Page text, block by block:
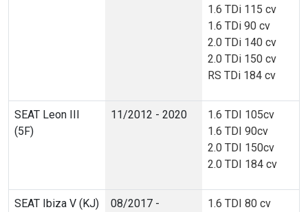
1.6 TDi 115 cv
1.6 TDi 90 cv
2.0 TDi 140 cv
2.0 TDi 150 cv
RS TDi 184 cv
SEAT Leon III
(5F)
11/2012 - 2020
1.6 TDI 105cv
1.6 TDI 90cv
2.0 TDI 150cv
2.0 TDI 184 cv
SEAT Ibiza V (KJ) 08/2017 -
1.6 TDI 80 cv